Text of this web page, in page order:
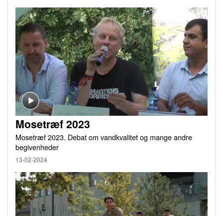
Mosetræf 2023
Mosetræf 2023. Debat om vandkvalitet og mange andre
begivenheder
13-02-2024